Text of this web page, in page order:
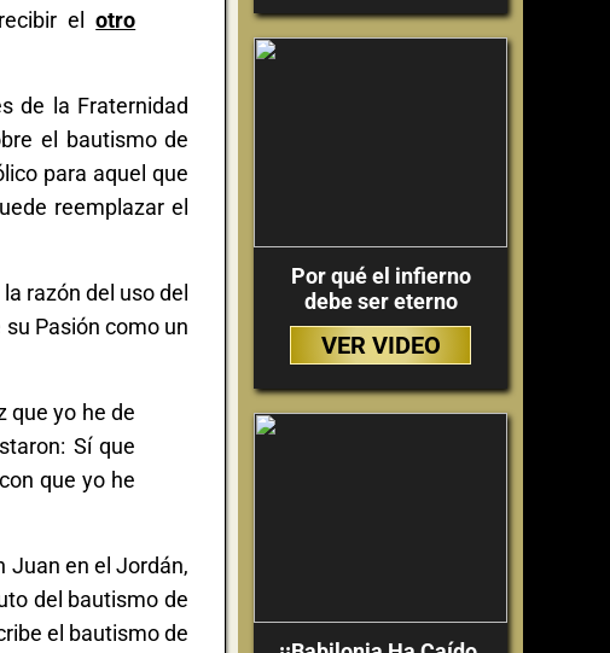
elotro
de la Fraternidad
el bautismo de
para aquel que
reemplazar el
razón del uso del
Pasión como un
que yo he de
Sí que
que yo he
Juan en el Jordán,
del bautismo de
el bautismo de
Por qué el infierno
debe ser eterno
VER VIDEO